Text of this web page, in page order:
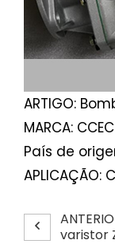
ARTIGO:
MARCA:
País de
APLICAÇÃO:
varistor